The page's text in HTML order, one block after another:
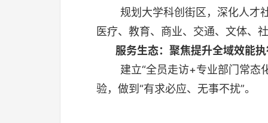
规划大学科创街区，深化人才社
医疗、教育、商业、交通、文体、
服务生态：聚焦提升全域效能执
建立“全员走访+专业部门常态化
验，做到“有求必应、无事不扰”。